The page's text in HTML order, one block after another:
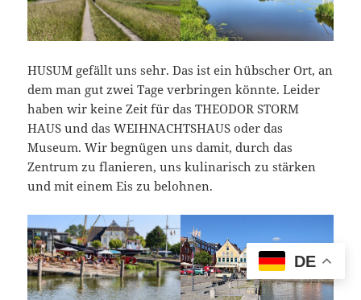
HUSUM gefällt uns sehr. Das ist ein hübscher Ort, an
dem man gut zwei Tage verbringen könnte. Leider
haben wir keine Zeit für das THEODOR STORM
HAUS und das WEIHNACHTSHAUS oder das
Museum. Wir begnügen uns damit, durch das
Zentrum zu flanieren, uns kulinarisch zu stärken
und mit einem Eis zu belohnen.
DE